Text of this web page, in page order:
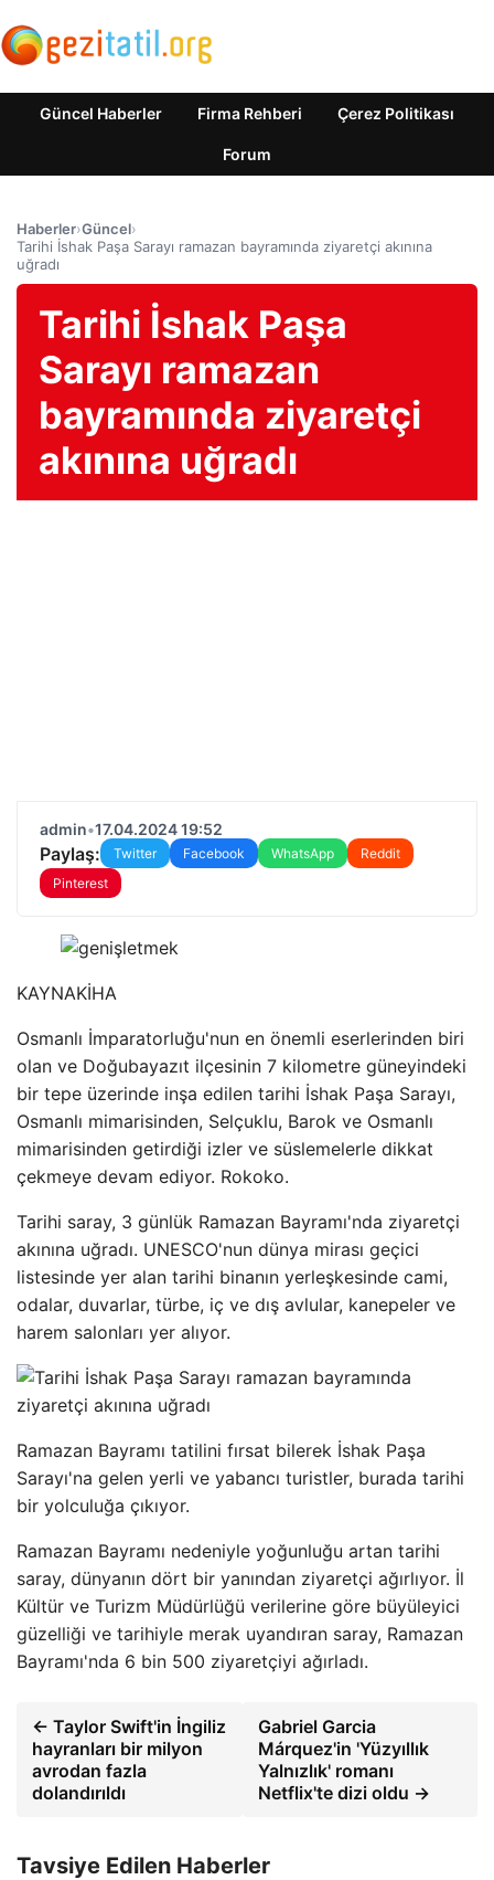
Güncel Haberler Firma Rehberi Çerez Politikası
Forum
Haberler›Güncel›
Tarihi İshak Paşa Sarayı ramazan bayramında ziyaretçi akınına
uğradı
Tarihi İshak Paşa
Sarayı ramazan
bayramında ziyaretçi
akınına uğradı
admin•17.04.2024 19:52
Paylaş: Twitter Facebook WhatsApp
Reddit
Pinterest
KAYNAKİHA
Osmanlı İmparatorluğu'nun en önemli eserlerinden biri
olan ve Doğubayazıt ilçesinin 7 kilometre güneyindeki
bir tepe üzerinde inşa edilen tarihi İshak Paşa Sarayı,
Osmanlı mimarisinden, Selçuklu, Barok ve Osmanlı
mimarisinden getirdiği izler ve süslemelerle dikkat
çekmeye devam ediyor. Rokoko.
Tarihi saray, 3 günlük Ramazan Bayramı'nda ziyaretçi
akınına uğradı. UNESCO'nun dünya mirası geçici
listesinde yer alan tarihi binanın yerleşkesinde cami,
odalar, duvarlar, türbe, iç ve dış avlular, kanepeler ve
harem salonları yer alıyor.
Ramazan Bayramı tatilini fırsat bilerek İshak Paşa
Sarayı'na gelen yerli ve yabancı turistler, burada tarihi
bir yolculuğa çıkıyor.
Ramazan Bayramı nedeniyle yoğunluğu artan tarihi
saray, dünyanın dört bir yanından ziyaretçi ağırlıyor. İl
Kültür ve Turizm Müdürlüğü verilerine göre büyüleyici
güzelliği ve tarihiyle merak uyandıran saray, Ramazan
Bayramı'nda 6 bin 500 ziyaretçiyi ağırladı.
← Taylor Swift'in İngiliz
hayranları bir milyon
avrodan fazla
dolandırıldı
Gabriel Garcia
Márquez'in 'Yüzyıllık
Yalnızlık' romanı
Netflix'te dizi oldu →
Tavsiye Edilen Haberler